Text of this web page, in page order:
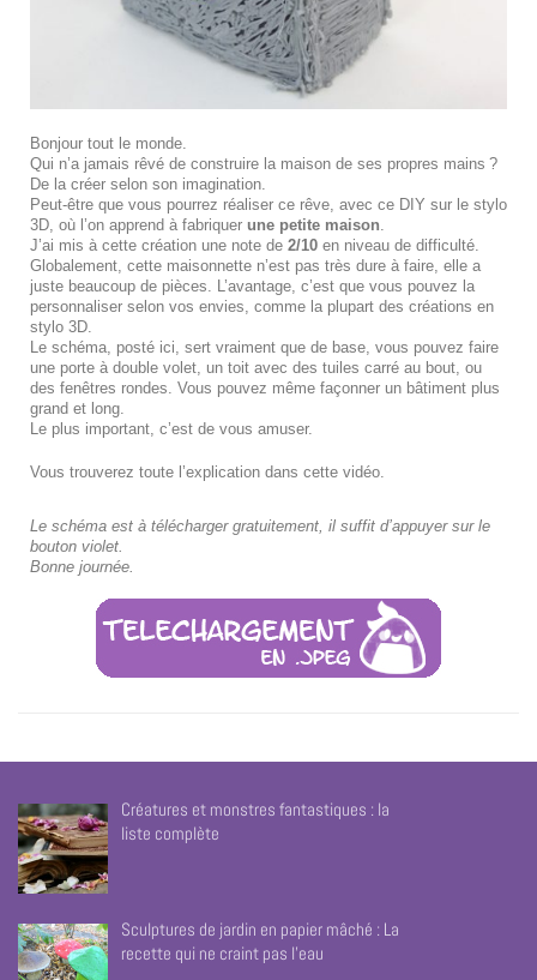
Bonjour tout le monde.
Qui n’a jamais rêvé de construire la maison de ses propres mains ?
De la créer selon son imagination.
Peut-être que vous pourrez réaliser ce rêve, avec ce DIY sur le stylo
3D, où l’on apprend à fabriquer une petite maison.
J’ai mis à cette création une note de 2/10 en niveau de difficulté.
Globalement, cette maisonnette n’est pas très dure à faire, elle a
juste beaucoup de pièces. L’avantage, c’est que vous pouvez la
personnaliser selon vos envies, comme la plupart des créations en
stylo 3D.
Le schéma, posté ici, sert vraiment que de base, vous pouvez faire
une porte à double volet, un toit avec des tuiles carré au bout, ou
des fenêtres rondes. Vous pouvez même façonner un bâtiment plus
grand et long.
Le plus important, c’est de vous amuser.
Vous trouverez toute l’explication dans cette vidéo.
Le schéma est à télécharger gratuitement, il suffit d’appuyer sur le
bouton violet.
Bonne journée.
Créatures et monstres fantastiques : la
liste complète
Sculptures de jardin en papier mâché : La
recette qui ne craint pas l’eau